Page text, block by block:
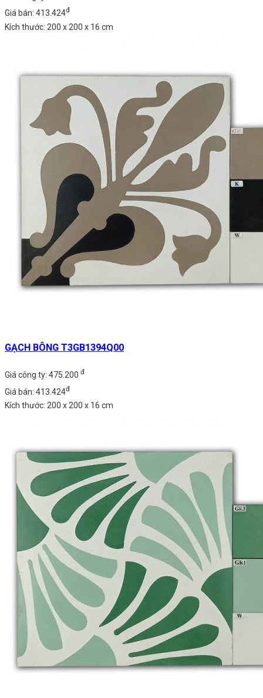
Giá bán: 413.424đ
Kích thước: 200 x 200 x 16 cm
GẠCH BÔNG T3GB1394Q00
Giá công ty: 475.200 đ
Giá bán: 413.424đ
Kích thước: 200 x 200 x 16 cm